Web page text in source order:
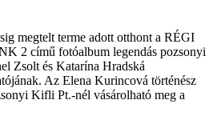
megtelt terme adott otthont a RÉGI
2 című fotóalbum legendás pozsonyi
Zsolt és Katarína Hradská
Az Elena Kurincová történész
Kifli Pt.-nél vásárolható meg a